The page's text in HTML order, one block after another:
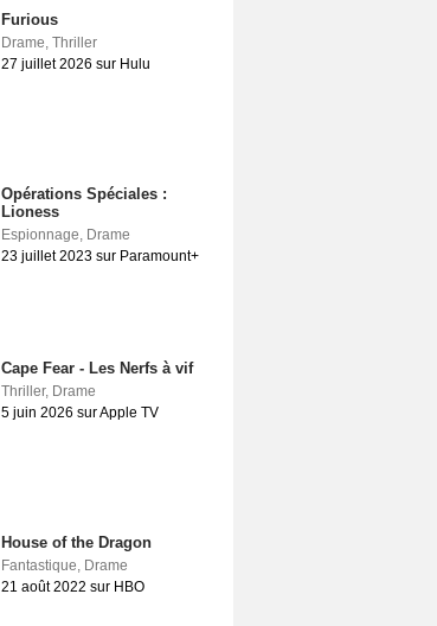
Furious
Drame, Thriller
27 juillet 2026 sur Hulu
Opérations Spéciales :
Lioness
Espionnage, Drame
23 juillet 2023 sur Paramount+
Cape Fear - Les Nerfs à vif
Thriller, Drame
5 juin 2026 sur Apple TV
House of the Dragon
Fantastique, Drame
21 août 2022 sur HBO